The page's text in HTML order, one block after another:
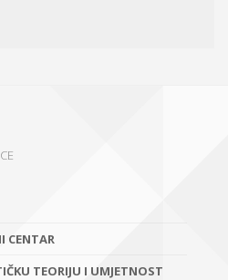
CENTAR
TEORIJU I UMJETNOST